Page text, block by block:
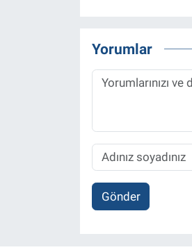
Yorumlar
Gönder